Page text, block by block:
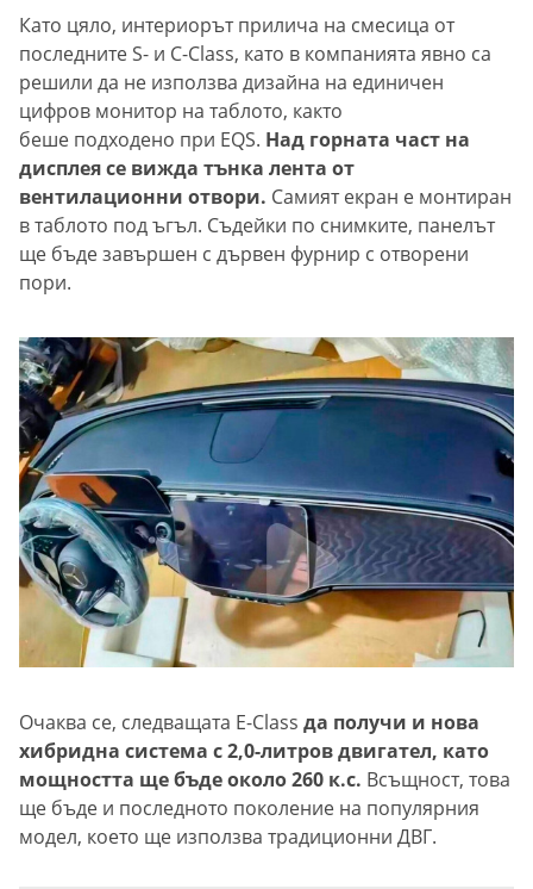
Като цяло, интериорът прилича на смесица от
последните S- и C-Class, като в компанията явно са
решили да не използва дизайна на единичен
цифров монитор на таблото, както
беше подходено при EQS. Над горната част на
дисплея се вижда тънка лента от
вентилационни отвори. Самият екран е монтиран
в таблото под ъгъл. Съдейки по снимките, панелът
ще бъде завършен с дървен фурнир с отворени
пори.
Очаква се, следващата E-Class да получи и нова
хибридна система с 2,0-литров двигател, като
мощността ще бъде около 260 к.с. Всъщност, това
ще бъде и последното поколение на популярния
модел, което ще използва традиционни ДВГ.